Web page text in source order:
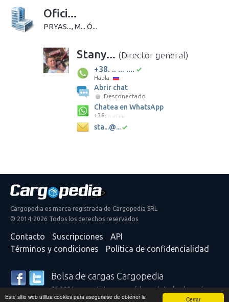
Cerrar
Este sitio web utiliza cookies para asegurarse de obtener la
Ofici...
PRYAS..., M... Ó...
Stany... (Director general)
+38. .. ... ....
Habla:
Abrir chat
Desconectado
Chatea en WhatsApp
+38. .. ... ....
sta...@...
Cargopedia es marca registrada de Cargopedia SRL
© 2014-2026 Todos los derechos reservados
Contacto Suscripciones
API
Términos y condiciones
Política de confidencialidad
Bolsa de cargas Cargopedia
25.300 transportistas y expedidores de todo el mundo
confían en nuestros servicios